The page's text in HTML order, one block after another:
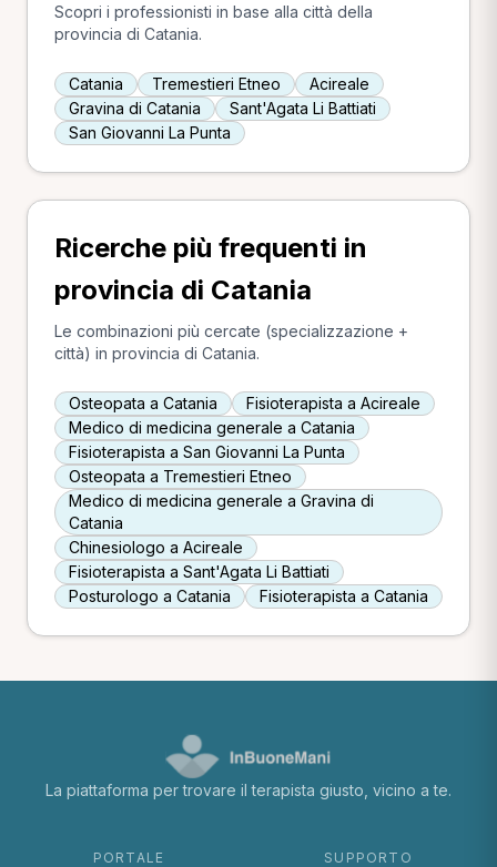
Scopri i professionisti in base alla città della
provincia di Catania.
Catania Tremestieri Etneo
Acireale
Gravina di Catania
Sant'Agata Li Battiati
San Giovanni La Punta
Ricerche più frequenti in
provincia di Catania
Le combinazioni più cercate (specializzazione +
città) in provincia di Catania.
Osteopata a Catania
Fisioterapista a Acireale
Medico di medicina generale a Catania
Fisioterapista a San Giovanni La Punta
Osteopata a Tremestieri Etneo
Medico di medicina generale a Gravina di
Catania
Chinesiologo a Acireale
Fisioterapista a Sant'Agata Li Battiati
Posturologo a Catania
Fisioterapista a Catania
La piattaforma per trovare il terapista giusto, vicino a te.
PORTALE SUPPORTO